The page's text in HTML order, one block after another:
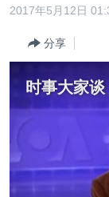
容
到
到
最新国际新闻
印太
中东
非洲
分类新闻
经济·金融·贸易
人权·法律·宗教
军事
美中关系
热点专题
国会报道
VOA今日焦点
2017年5月12日
分享